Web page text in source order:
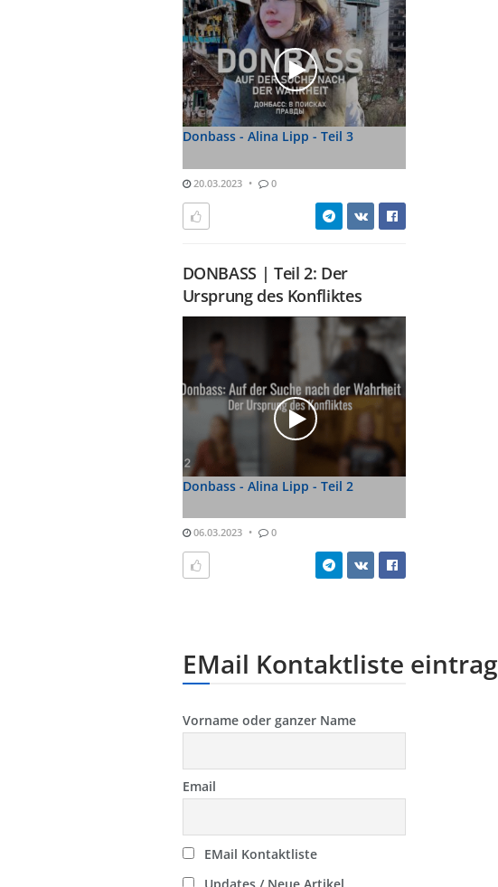
Donbass - Alina Lipp - Teil 3
20.03.2023 0
DONBASS | Teil 2: Der
Ursprung des Konfliktes
Donbass - Alina Lipp - Teil 2
06.03.2023 0
EMail Kontaktliste
Vorname oder ganzer Name
Email
EMail Kontaktliste